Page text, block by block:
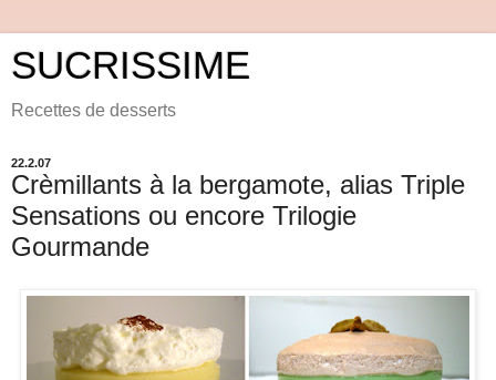
SUCRISSIME
Recettes de desserts
22.2.07
Crèmillants à la bergamote, alias Triple
Sensations ou encore Trilogie
Gourmande